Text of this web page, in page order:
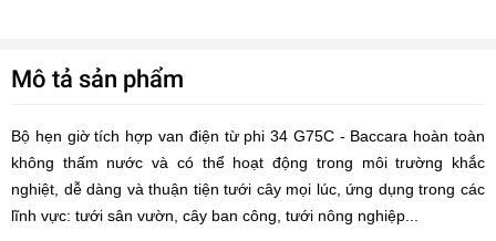
Mô tả sản phẩm
Bộ hẹn giờ tích hợp van điện từ phi 34 G75C - Baccara hoàn toàn
không thấm nước và có thể hoạt động trong môi trường khắc
nghiệt, dễ dàng và thuận tiện tưới cây mọi lúc, ứng dụng trong các
lĩnh vực: tưới sân vườn, cây ban công, tưới nông nghiệp...